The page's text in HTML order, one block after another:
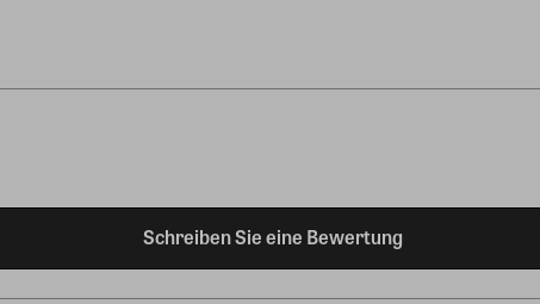
Schreiben Sie eine Bewertung